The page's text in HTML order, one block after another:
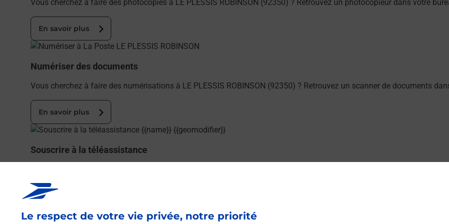
Le respect de votre vie privée, notre priorité
Vous cherchez à faire des photocopies à LE PLESSIS ROBINSON (92350) ? Retrouvez un photocopieur dans votre
En savoir plus
En savoir plus
Numériser des documents
Vous cherchez à faire des numérisations à LE PLESSIS ROBINSON (92350) ? Retrouvez un scanner de documents
En savoir plus
En savoir plus
Souscrire à la téléassistance
ROBINSON.